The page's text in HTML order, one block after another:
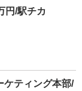
円/駅チカ
ケティング本部/